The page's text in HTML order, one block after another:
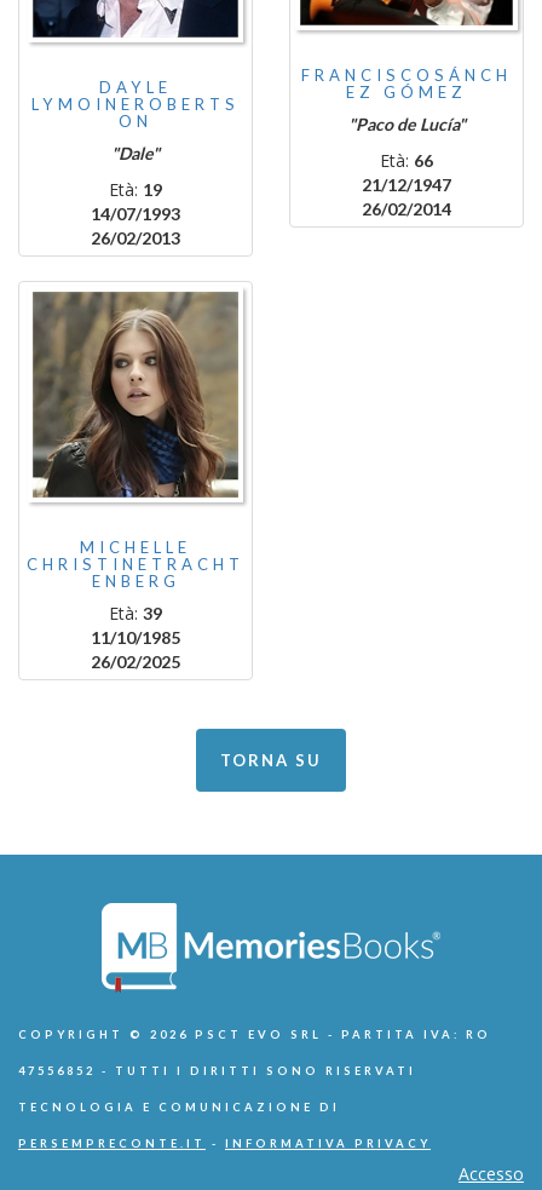
DAYLE
LYMOINEROBERTS
ON
"Dale"
Età: 19
14/07/1993
26/02/2013
FRANCISCOSÁNCH
EZ GÓMEZ
"Paco de Lucía"
Età: 66
21/12/1947
26/02/2014
MICHELLE
CHRISTINETRACHT
ENBERG
Età: 39
11/10/1985
26/02/2025
TORNA SU
COPYRIGHT © 2026 PSCT EVO SRL - PARTITA IVA: RO
47556852 - TUTTI I DIRITTI SONO RISERVATI
TECNOLOGIA E COMUNICAZIONE DI
PERSEMPRECONTE.IT - INFORMATIVA PRIVACY
Accesso